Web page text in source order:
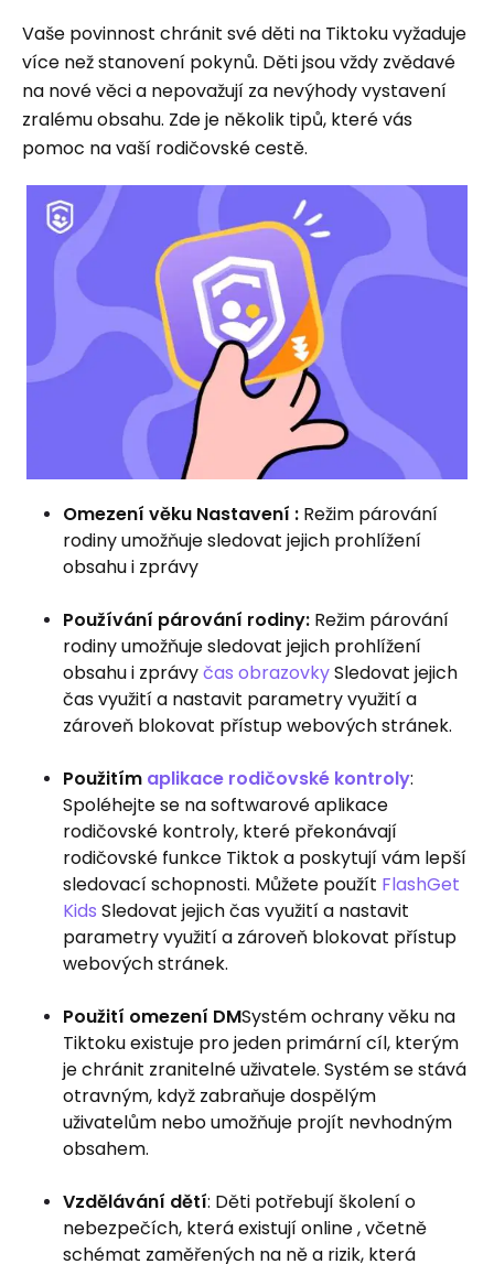
Vaše povinnost chránit své děti na Tiktoku vyžaduje
více než stanovení pokynů. Děti jsou vždy zvědavé
na nové věci a nepovažují za nevýhody vystavení
zralému obsahu. Zde je několik tipů, které vás
pomoc na vaší rodičovské cestě.
Omezení věku Nastavení : Režim párování
rodiny umožňuje sledovat jejich prohlížení
obsahu i zprávy
Používání párování rodiny: Režim párování
rodiny umožňuje sledovat jejich prohlížení
obsahu i zprávyčas obrazovkySledovat jejich
čas využití a nastavit parametry využití a
zároveň blokovat přístup webových stránek.
Použitím aplikace rodičovské kontroly:
Spoléhejte se na softwarové aplikace
rodičovské kontroly, které překonávají
rodičovské funkce Tiktok a poskytují vám lepší
sledovací schopnosti. Můžete použít FlashGet
Kids Sledovat jejich čas využití a nastavit
parametry využití a zároveň blokovat přístup
webových stránek.
Použití omezení DMSystém ochrany věku na
Tiktoku existuje pro jeden primární cíl, kterým
je chránit zranitelné uživatele. Systém se stává
otravným, když zabraňuje dospělým
uživatelům nebo umožňuje projít nevhodným
obsahem.
Vzdělávání dětí: Děti potřebují školení o
nebezpečích, která existují online , včetně
schémat zaměřených na ně a rizik, která